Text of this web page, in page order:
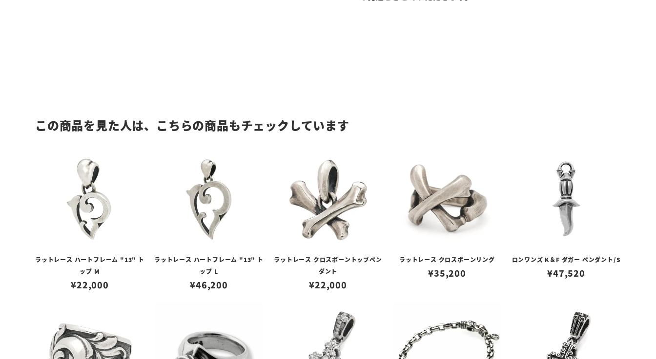
この商品を見た人は、こちらの商品もチェックしています
ラットレース ハートフレーム "13" ト
ップ M
¥22,000
ラットレース ハートフレーム "13" ト
ップ L
¥46,200
ラットレース クロスボーントップペン
ダント
¥22,000
ラットレース クロスボーンリング
¥35,200
ロンワンズ K＆F ダガー ペンダント/S
¥47,520